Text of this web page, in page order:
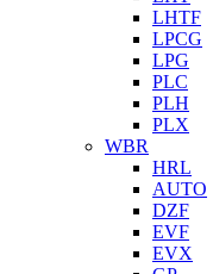
LHTF
LPCG
LPG
PLC
PLH
PLX
WBR
HRL
AUTO
DZF
EVF
EVX